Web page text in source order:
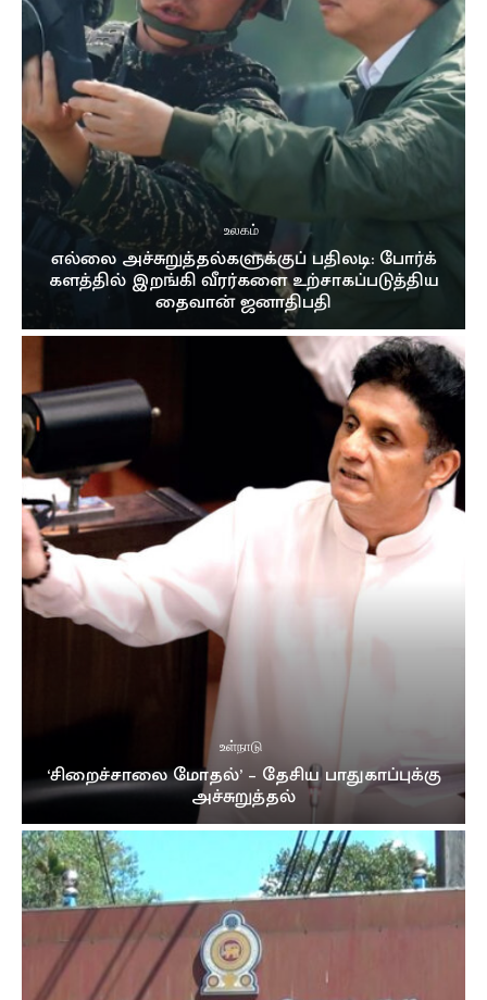
உலகம்
எல்லை அச்சுறுத்தல்களுக்குப் பதிலடி: போர்க்
களத்தில் இறங்கி வீரர்களை உற்சாகப்படுத்திய
தைவான் ஜனாதிபதி
உள்நாடு
‘சிறைச்சாலை மோதல்’ – தேசிய பாதுகாப்புக்கு
அச்சுறுத்தல்